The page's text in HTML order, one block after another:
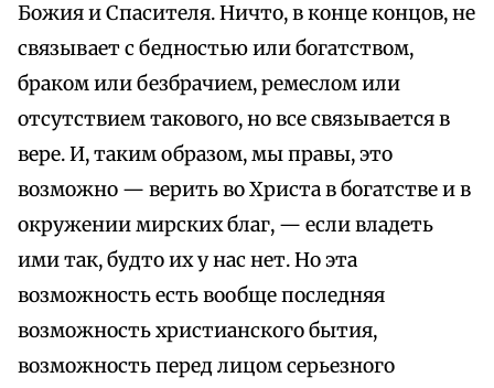
Божия и Спасителя. Ничто, в конце концов, не
связывает с бедностью или богатством,
браком или безбрачием, ремеслом или
отсутствием такового, но все связывается в
вере. И, таким образом, мы правы, это
возможно — верить во Христа в богатстве и в
окружении мирских благ, — если владеть
ими так, будто их у нас нет. Но эта
возможность есть вообще последняя
возможность христианского бытия,
возможность перед лицом серьезного